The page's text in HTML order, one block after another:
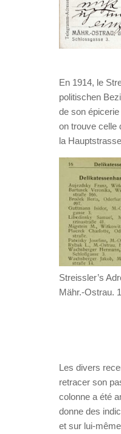
En 1914, le
politischen
de son
on trouve celle
la
Streissler’s
Mähr.-Ostrau.
Les divers
retracer son
colonne a été
donne des
et sur lui-